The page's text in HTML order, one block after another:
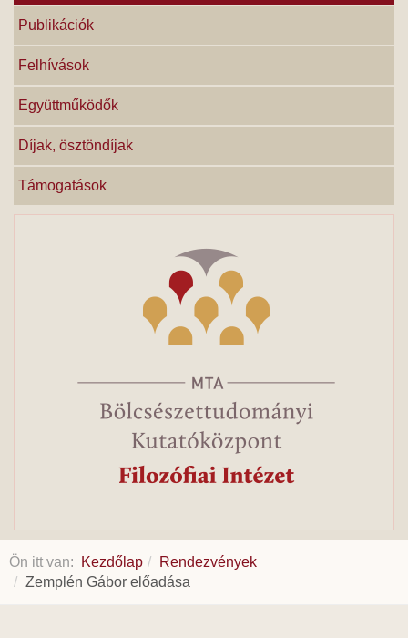
Publikációk
Felhívások
Együttműködők
Díjak, ösztöndíjak
Támogatások
Ön itt van: Kezdőlap
Rendezvények
Zemplén Gábor előadása